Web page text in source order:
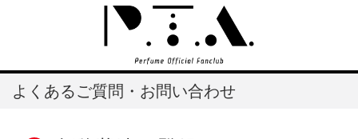
よくあるご質問・お問い合わせ